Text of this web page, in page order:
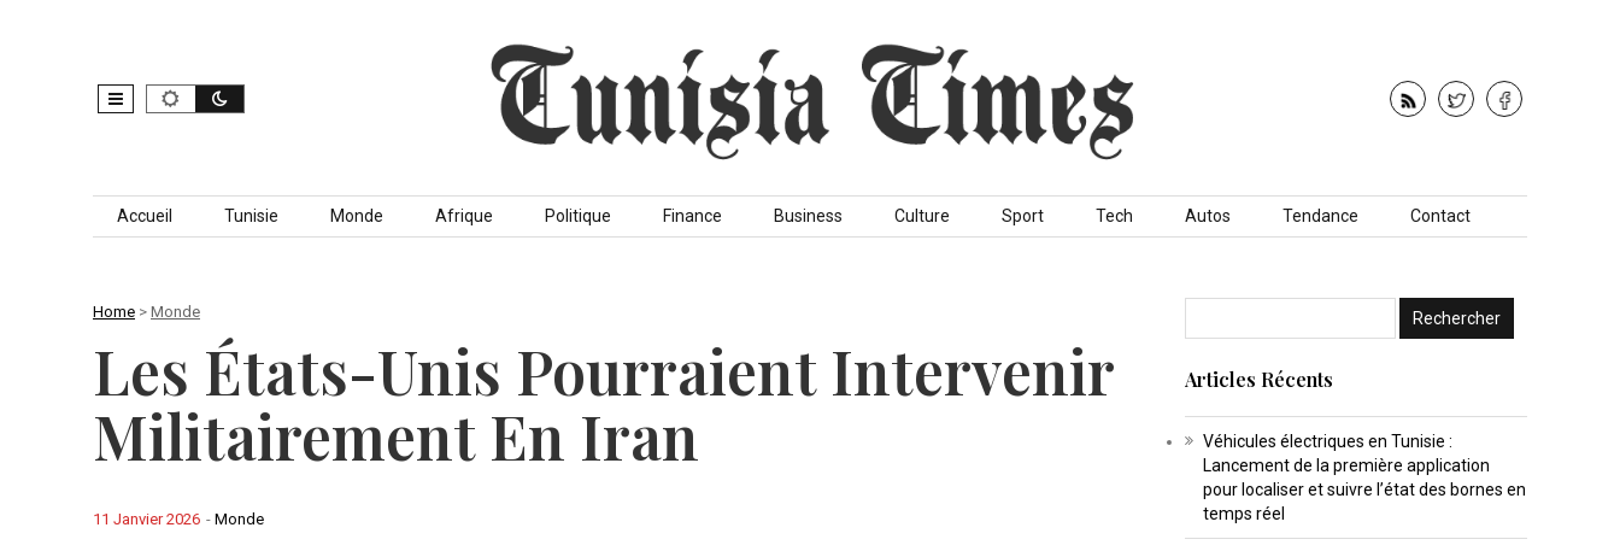
Skip to content
Accueil Tunisie Monde Afrique Politique Finance Business Culture Sport Tech Autos Tendance Contact
Home > Monde
Les États-Unis Pourraient Intervenir
Militairement En Iran
- Monde
11 Janvier 2026
Articles Récents
Véhicules électriques en Tunisie :
Lancement de la première application
pour localiser et suivre l’état des bornes en
temps réel